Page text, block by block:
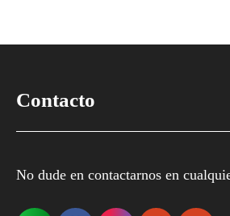
Contacto
No dude en contactarnos en